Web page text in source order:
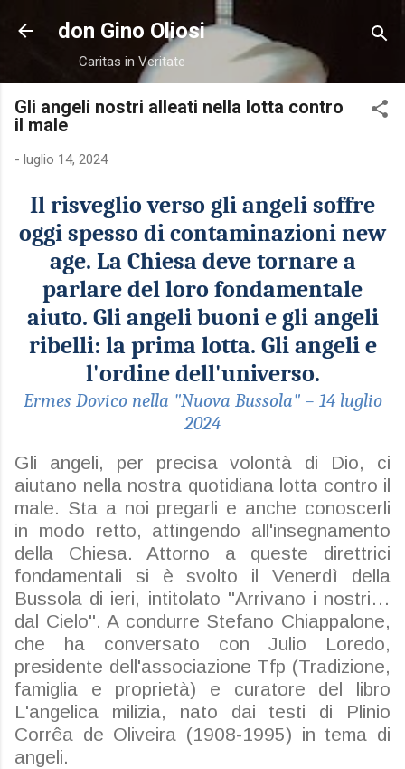
Passa ai contenuti principali
don Gino Oliosi
Caritas in Veritate
Gli angeli nostri alleati nella lotta contro
il male
- luglio 14, 2024
Il risveglio verso gli angeli soffre
oggi spesso di contaminazioni new
age. La Chiesa deve tornare a
parlare del loro fondamentale
aiuto. Gli angeli buoni e gli angeli
ribelli: la prima lotta. Gli angeli e
l'ordine dell'universo.
Ermes Dovico nella "Nuova Bussola" – 14 luglio
2024
Gli angeli, per precisa volontà di Dio, ci
aiutano nella nostra quotidiana lotta contro il
male. Sta a noi pregarli e anche conoscerli
in modo retto, attingendo all'insegnamento
della Chiesa. Attorno a queste direttrici
fondamentali si è svolto il Venerdì della
Bussola di ieri, intitolato "Arrivano i nostri…
dal Cielo". A condurre Stefano Chiappalone,
che ha conversato con Julio Loredo,
presidente dell'associazione Tfp (Tradizione,
famiglia e proprietà) e curatore del libro
L'angelica milizia, nato dai testi di Plinio
Corrêa de Oliveira (1908-1995) in tema di
angeli.